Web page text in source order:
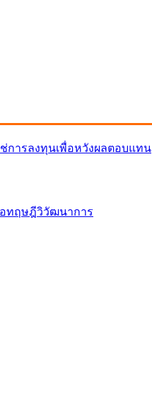
การลงทุนเพื่อหวังผลตอบแทน
อทฤษฎีวิวัฒนาการ